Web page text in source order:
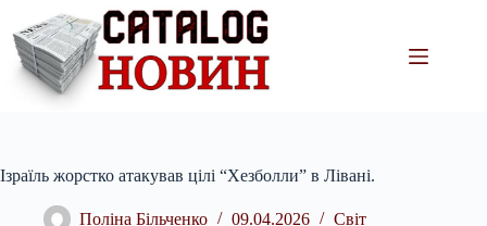
вмісту
Ізраїль жорстко атакував цілі “Хезболли” в Лівані.
Поліна Більченко 09.04.2026 Світ